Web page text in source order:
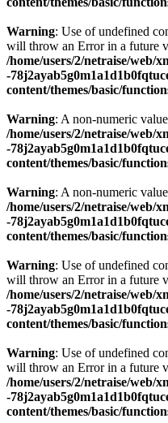
Warning: Use of undefined
will throw an Error in a future
/home/users/2/netraise/web/
-
content/themes/basic/
Warning: A non-numeric
/home/users/2/netraise/web/
-
content/themes/basic/
Warning: A non-numeric
/home/users/2/netraise/web/
-
content/themes/basic/
Warning: Use of undefined
will throw an Error in a future
/home/users/2/netraise/web/
-
content/themes/basic/
Warning: Use of undefined
will throw an Error in a future
/home/users/2/netraise/web/
-
content/themes/basic/